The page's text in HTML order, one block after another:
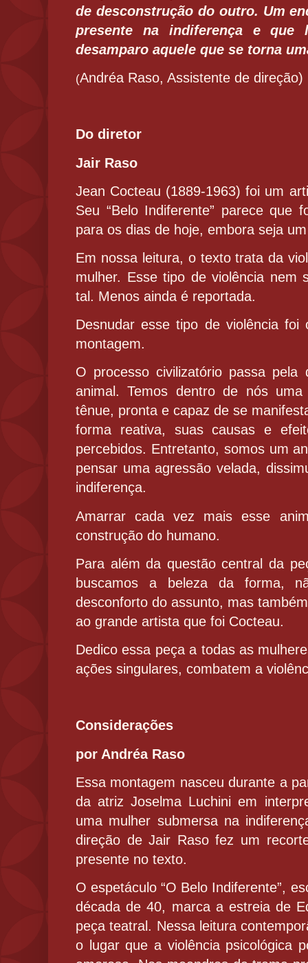
de desconstrução do outro. Um
presente na indiferença e que
desamparo aquele que se torna
(Andréa Raso, Assistente de direção)
Do diretor
Jair Raso
Jean Cocteau (1889-1963) foi um
Seu “Belo Indiferente” parece que
para os dias de hoje, embora seja
Em nossa leitura, o texto trata da
mulher. Esse tipo de violência nem
tal. Menos ainda é reportada.
Desnudar esse tipo de violência foi
montagem.
O processo civilizatório passa pela
animal. Temos dentro de nós
tênue, pronta e capaz de se
forma reativa, suas causas e
percebidos. Entretanto, somos um
pensar uma agressão velada,
indiferença.
Amarrar cada vez mais esse
construção do humano.
Para além da questão central da
buscamos a beleza da forma,
desconforto do assunto, mas
ao grande artista que foi Cocteau.
Dedico essa peça a todas as
ações singulares, combatem a
Considerações
por Andréa Raso
Essa montagem nasceu durante a
da atriz Joselma Luchini em
uma mulher submersa na
direção de Jair Raso fez um
presente no texto.
O espetáculo “O Belo Indiferente”,
década de 40, marca a estreia de
peça teatral. Nessa leitura
o lugar que a violência psicológica